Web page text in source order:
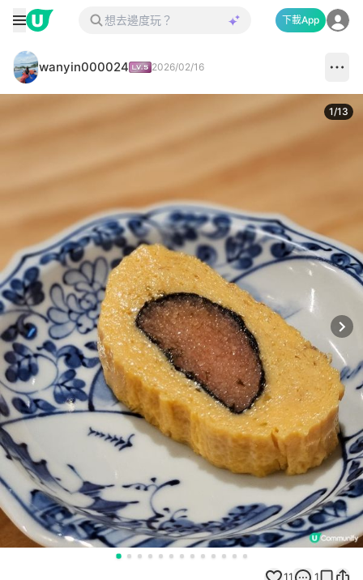
下載App
wanyin000024 2026/02/16
1/13
11 1